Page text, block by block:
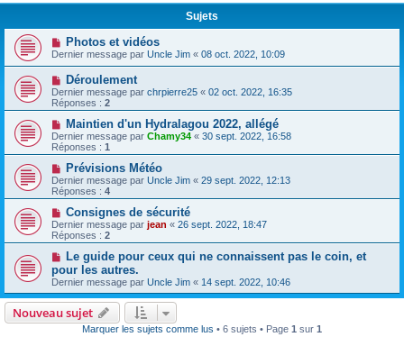
Sujets
Photos et vidéos
Dernier message par Uncle Jim « 08 oct. 2022, 10:09
Déroulement
Dernier message par chrpierre25 « 02 oct. 2022, 16:35
Réponses : 2
Maintien d'un Hydralagou 2022, allégé
Dernier message par Chamy34 « 30 sept. 2022, 16:58
Réponses : 1
Prévisions Météo
Dernier message par Uncle Jim « 29 sept. 2022, 12:13
Réponses : 4
Consignes de sécurité
Dernier message par jean « 26 sept. 2022, 18:47
Réponses : 2
Le guide pour ceux qui ne connaissent pas le coin, et
pour les autres.
Dernier message par Uncle Jim « 14 sept. 2022, 10:46
Nouveau sujet
Marquer les sujets comme lus • 6 sujets • Page 1 sur 1